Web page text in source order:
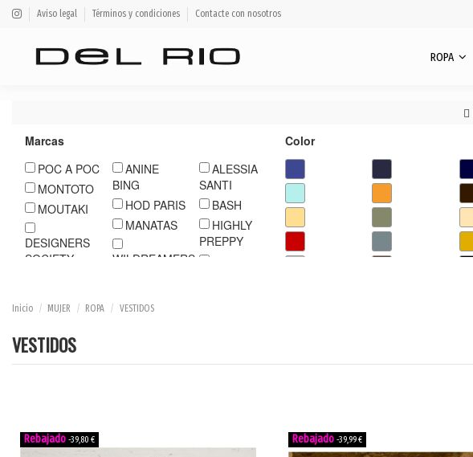
Aviso legal Términos y condiciones Contacte con nosotros
ROPA
Marcas
POC A POC
MONTOTO
MOUTAKI
DESIGNERS
SOCIETY
WEEKEND
SESSUN
ANINE
BING
HOD PARIS
MANATAS
WILDREAMERS
DERMARK
ALESSIA
SANTI
BASH
HIGHLY
PREPPY
Color
Inicio MUJER ROPA VESTIDOS
VESTIDOS
-39,80 € -39,99 €